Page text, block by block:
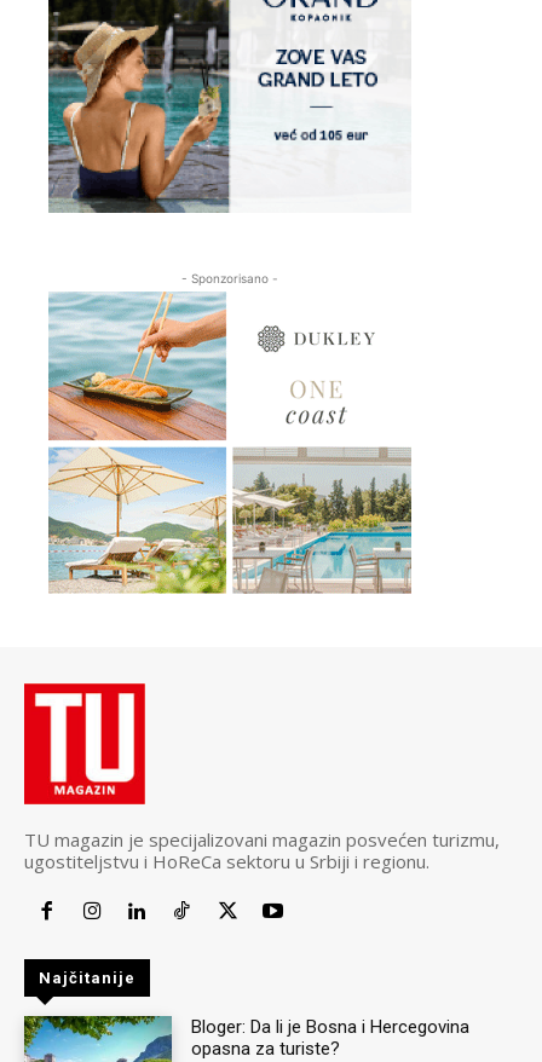
- Sponzorisano -
TU magazin je specijalizovani magazin posvećen turizmu,
ugostiteljstvu i HoReCa sektoru u Srbiji i regionu.
Najčitanije
Bloger: Da li je Bosna i Hercegovina
opasna za turiste?